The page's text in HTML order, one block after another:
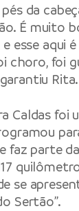
da
É muito
esse aqui
choro, foi
Rita.
Caldas foi
faz parte
se
Sertão”.